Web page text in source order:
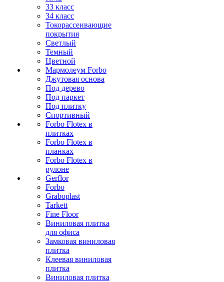
33 класс
34 класс
Токорассеивающие
покрытия
Светлый
Темный
Цветной
Мармолеум Forbo
Джутовая основа
Под дерево
Под паркет
Под плитку
Спортивный
Forbo Flotex в
плитках
Forbo Flotex в
планках
Forbo Flotex в
рулоне
Gerflor
Forbo
Graboplast
Tarkett
Fine Floor
Виниловая плитка
для офиса
Замковая виниловая
плитка
Клеевая виниловая
плитка
Виниловая плитка